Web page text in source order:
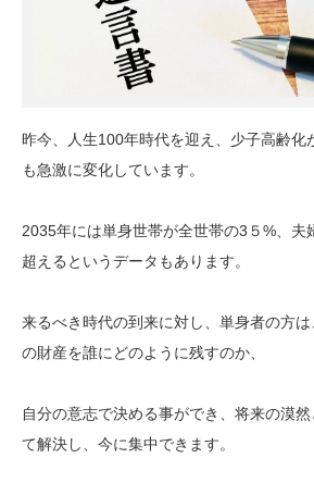
昨今、人生100年時代を迎え、少子高齢化
も急激に変化しています。
2035年には単身世帯が全世帯の3５%、夫
超えるというデータもあります。
来るべき時代の到来に対し、単身者の方
の財産を誰にどのように残すのか、
自分の意志で決める事ができ、将来の漠
て解決し、今に集中できます。